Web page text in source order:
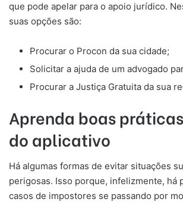
que pode apelar para o apoio jurídico.
suas opções são:
Procurar o Procon da sua cidade;
Solicitar a ajuda de um advogado
Procurar a Justiça Gratuita da sua
Aprenda boas
do aplicativo
Há algumas formas de evitar situações
perigosas. Isso porque, infelizmente, há
casos de impostores se passando por